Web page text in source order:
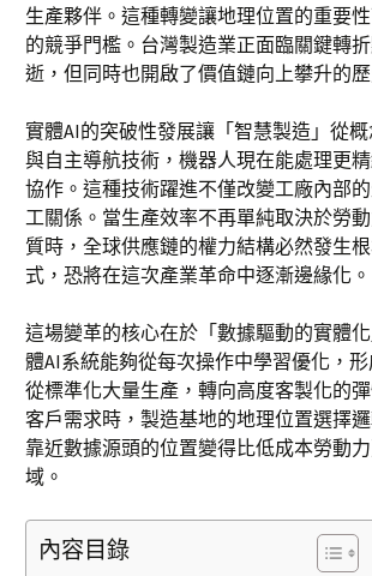
生產夥伴。這種轉變讓地理位置的重要
的競爭門檻。台灣製造業正面臨關鍵轉
逝，但同時也開啟了價值鏈向上攀升的
實體AI的突破性發展讓「智慧製造」從
與自主導航技術，機器人現在能處理更
協作。這種技術躍進不僅改變工廠內部
工關係。當生產效率不再單純取決於勞
質時，全球供應鏈的權力結構必然發生
式，恐將在這次產業革命中逐漸邊緣化。
這場變革的核心在於「數據驅動的實體
體AI系統能夠從每次操作中學習優化，
從標準化大量生產，轉向高度客製化的
客戶需求時，製造基地的地理位置選擇
靠近數據源頭的位置變得比低成本勞動
域。
內容目錄